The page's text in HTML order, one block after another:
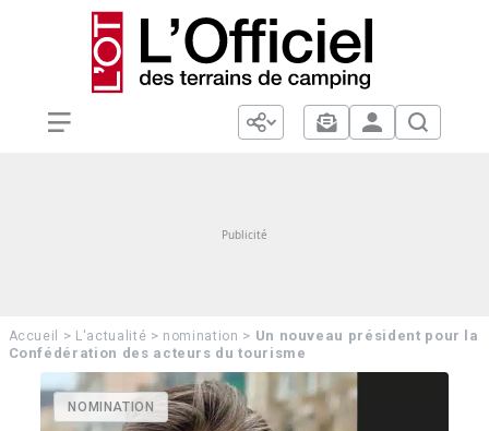
Accueil > L'actualité > nomination > Un nouveau président pour la
Confédération des acteurs du tourisme
NOMINATION